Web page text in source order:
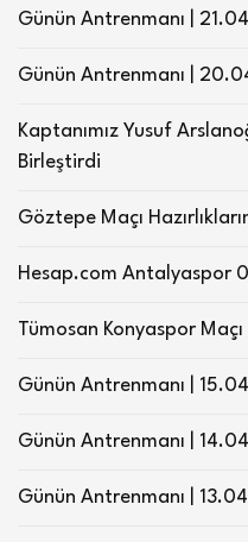
Günün Antrenmanı |
Günün Antrenmanı |
Kaptanımız Yusuf
Birleştirdi
Göztepe Maçı
Hesap.com Antalyaspor
Tümosan Konyaspor Maçı
Günün Antrenmanı |
Günün Antrenmanı |
Günün Antrenmanı |